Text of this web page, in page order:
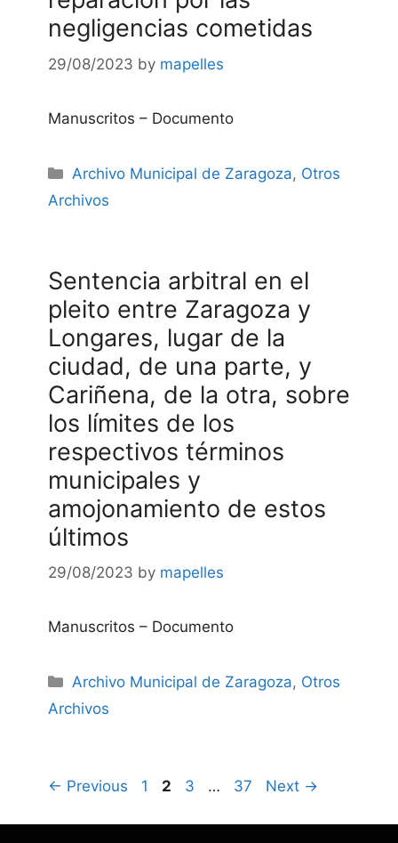
negligencias cometidas
29/08/2023 by mapelles
Manuscritos – Documento
Categories
Archivo Municipal de Zaragoza, Otros
Archivos
Sentencia arbitral en el
pleito entre Zaragoza y
Longares, lugar de la
ciudad, de una parte, y
Cariñena, de la otra, sobre
los límites de los
respectivos términos
municipales y
amojonamiento de estos
últimos
29/08/2023 by mapelles
Manuscritos – Documento
Categories
Archivo Municipal de Zaragoza, Otros
Archivos
← Previous Page
1 Page
2 Page
3 … Page
37 Next →